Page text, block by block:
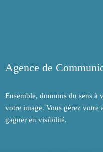
Agence de
Ensemble, donnons du sens à
votre image. Vous gérez votre
gagner en visibilité.